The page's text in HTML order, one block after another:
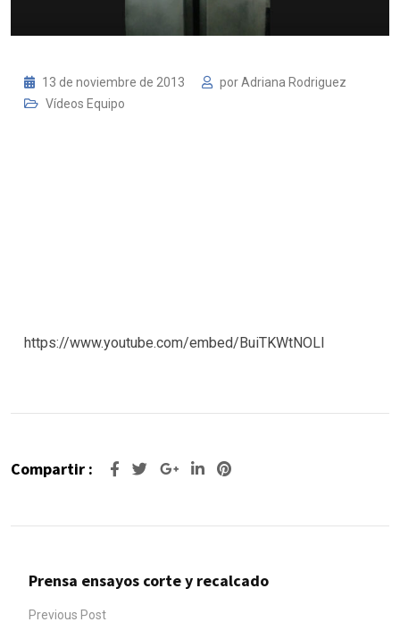
13 de noviembre de 2013 porAdriana Rodriguez
Vídeos Equipo
https://www.youtube.com/embed/BuiTKWtNOLI
Compartir : Google+LinkedIn
Pinterest
Prensa ensayos corte y recalcado
Previous Post